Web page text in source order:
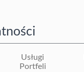
Usługi
Portfeli